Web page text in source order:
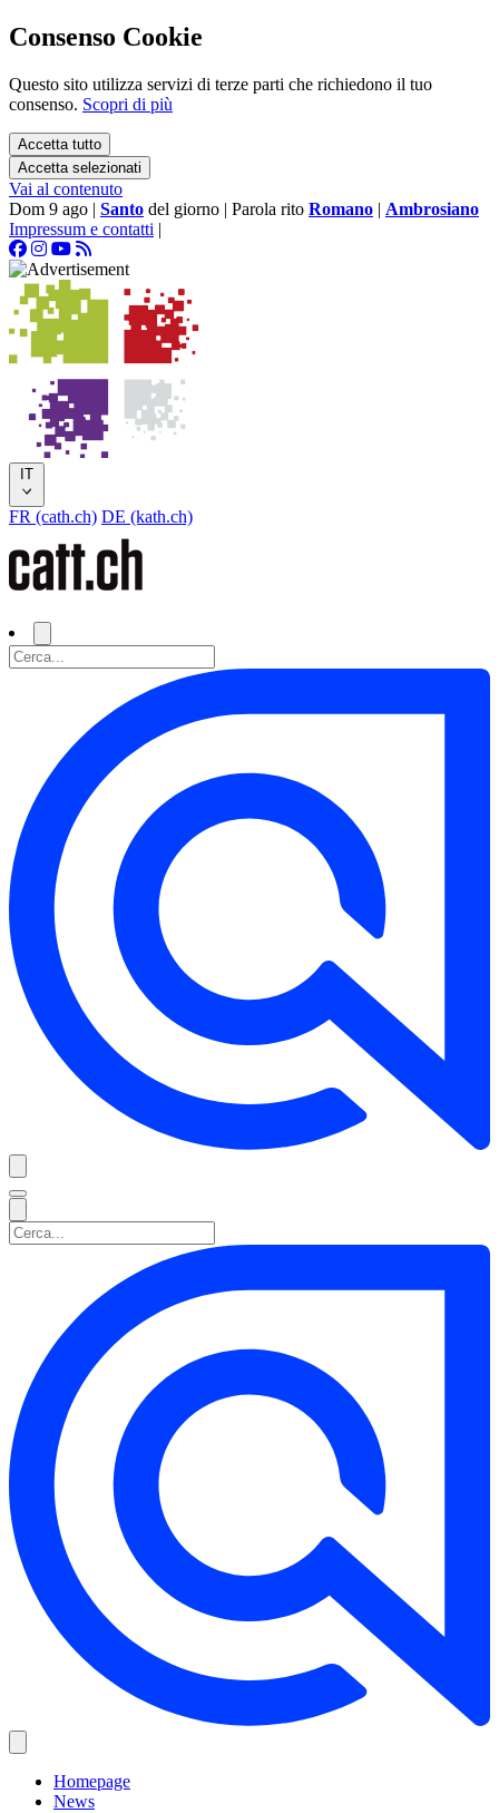
Consenso Cookie
Questo sito utilizza servizi di terze parti che richiedono il tuo
consenso. Scopri di più
Accetta tutto
Accetta selezionati
Vai al contenuto
Dom 9 ago | Santo del giorno | Parola rito Romano | Ambrosiano
Impressum e contatti |
IT
FR (cath.ch) DE (kath.ch)
Homepage
News